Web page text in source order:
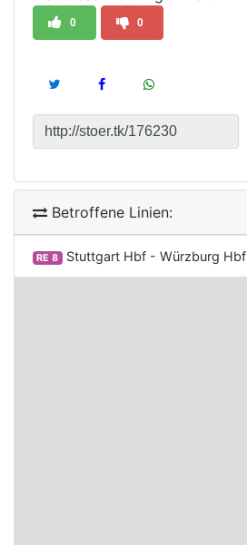
0 0
Betroffene Linien:
RE 8 Stuttgart Hbf - Würzburg Hbf